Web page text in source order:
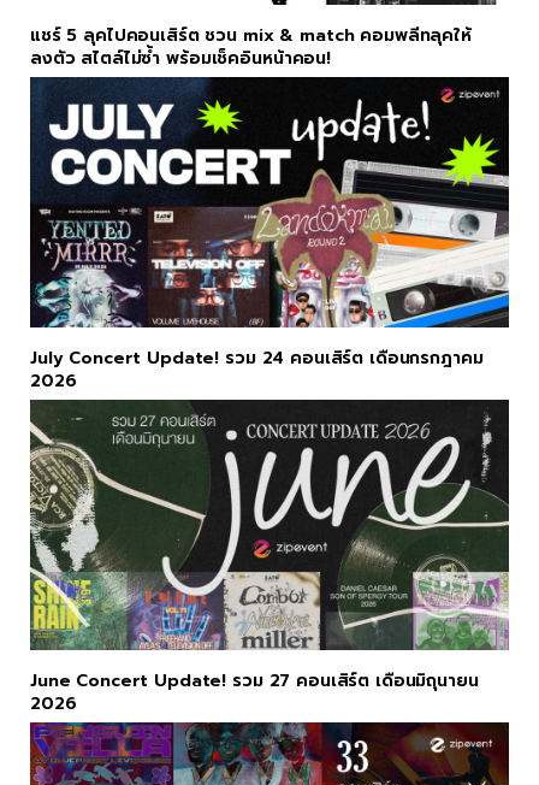
แชร์ 5 ลุคไปคอนเสิร์ต ชวน mix & match คอมพลีทลุคให้
ลงตัว สไตล์ไม่ซ้ำ พร้อมเช็คอินหน้าคอน!
July Concert Update! รวม 24 คอนเสิร์ต เดือนกรกฎาคม
2026
June Concert Update! รวม 27 คอนเสิร์ต เดือนมิถุนายน
2026